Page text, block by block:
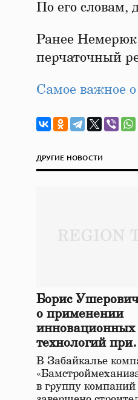
По его словам,
Ранее Немерюк
перчаточный
Самое важное
ДРУГИЕ НОВОСТИ
Борис Ушерович
о применении
инновационных
технологий при
строительстве
в Забайкалье
В Забайкалье
в группу компаний